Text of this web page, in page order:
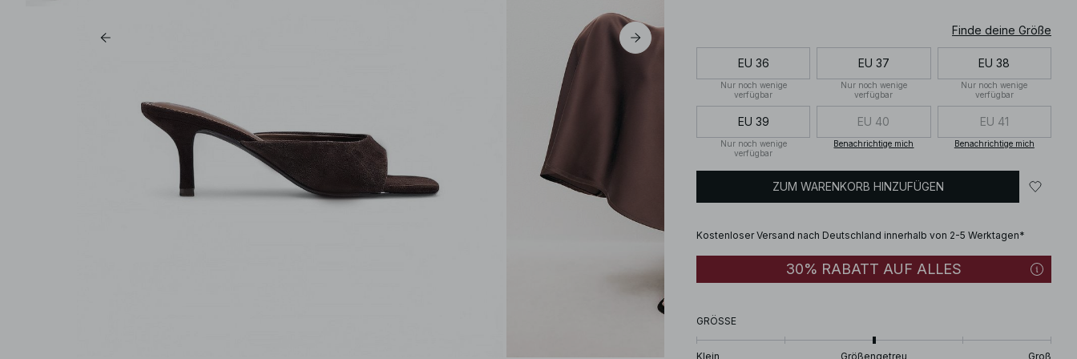
Finde deine Größe
EU 36
Nur noch wenige
verfügbar
EU 37
Nur noch wenige
verfügbar
EU 38
Nur noch wenige
verfügbar
EU 39
Nur noch wenige
verfügbar
EU 40
Benachrichtige mich
EU 41
Benachrichtige mich
ZUM WARENKORB HINZUFÜGEN
Kostenloser Versand nach Deutschland innerhalb von 2-5 Werktagen*
30% RABATT AUF ALLES
GRÖSSE
Klein Größengetreu Groß